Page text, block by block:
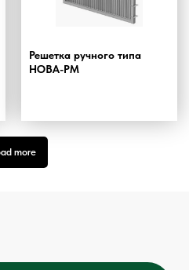
Решетка ручного типа
НОВА-РМ
more